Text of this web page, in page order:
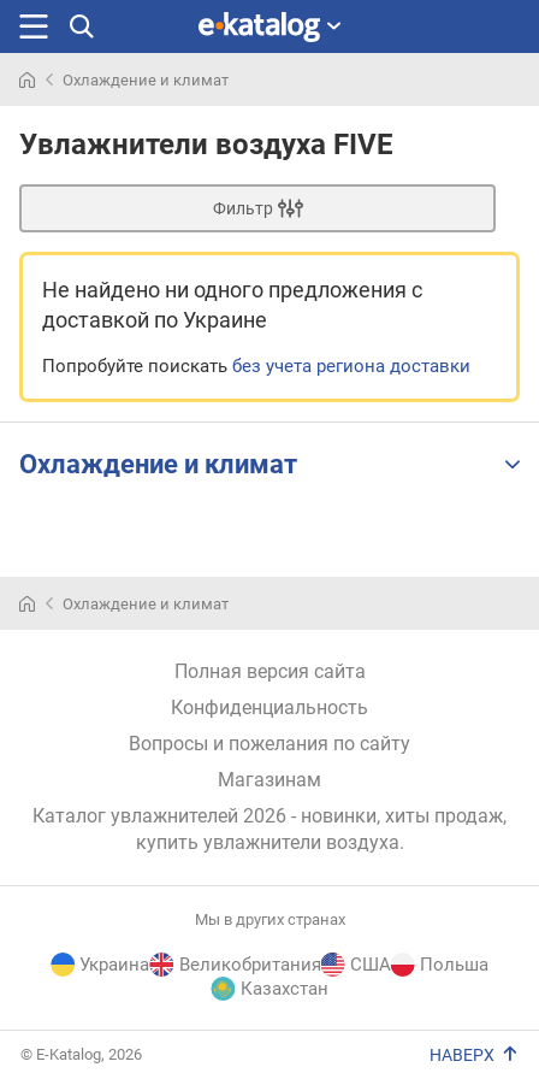
раньше
Охлаждение и климат
Увлажнители воздуха FIVE
Фильтр
Не найдено ни одного предложения с
доставкой по Украине
Попробуйте поискать без учета региона доставки
Охлаждение и климат
Охлаждение и климат
Полная версия сайта
Конфиденциальность
Вопросы и пожелания по сайту
Магазинам
Каталог увлажнителей 2026 - новинки, хиты продаж,
купить увлажнители воздуха.
Мы в других странах
Украина Великобритания США
Польша
Казахстан
© E-Katalog, 2026 НАВЕРХ